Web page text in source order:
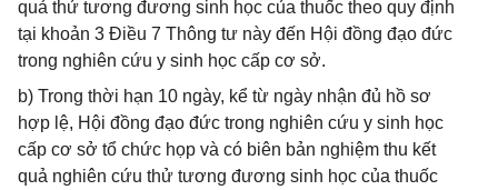
quả thử tương đương sinh học của thuốc theo quy định
tại khoản 3 Điều 7 Thông tư này đến Hội đồng đạo đức
trong nghiên cứu y sinh học cấp cơ sở.
b) Trong thời hạn 10 ngày, kể từ ngày nhận đủ hồ sơ
hợp lệ, Hội đồng đạo đức trong nghiên cứu y sinh học
cấp cơ sở tổ chức họp và có biên bản nghiệm thu kết
quả nghiên cứu thử tương đương sinh học của thuốc